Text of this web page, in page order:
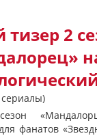
2
фанатов